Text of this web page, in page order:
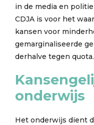
in de media en
CDJA is voor het
kansen voor
gemarginaliseerde
derhalve tegen quota.
onderwijs
Het onderwijs dient